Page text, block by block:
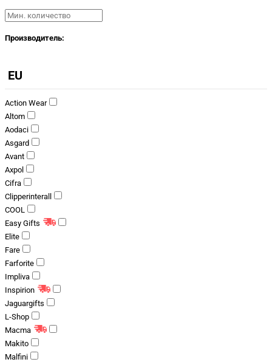
Производитель:
EU
Action Wear
Altom
Aodaci
Asgard
Avant
Axpol
Cifra
Clipperinterall
COOL
Easy Gifts
Elite
Fare
Farforite
Impliva
Inspirion
Jaguargifts
L-Shop
Macma
Makito
Malfini